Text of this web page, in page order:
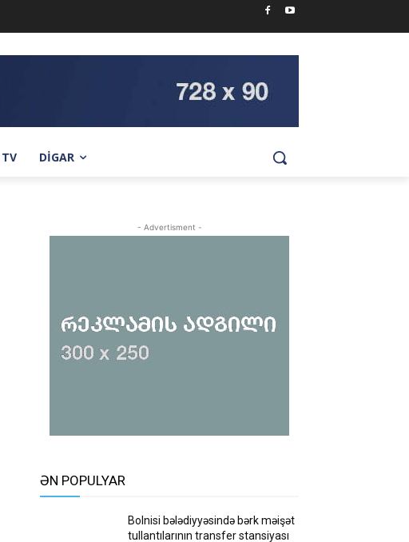
TV DIGAR
- Advertisment -
ƏN POPULYAR
Bolnisi bələdiyyəsində bərk məişət
tullantılarının transfer stansiyası